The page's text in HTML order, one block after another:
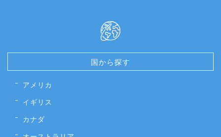
国から探す
アメリカ
イギリス
カナダ